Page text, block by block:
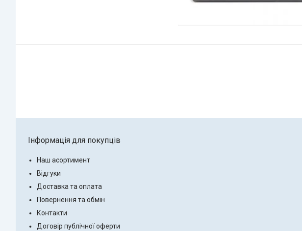
Інформація для покупців
Наш асортимент
Відгуки
Доставка та оплата
Повернення та обмін
Контакти
Договір публічної оферти